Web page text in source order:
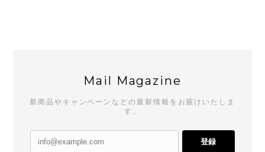
Mail Magazine
新商品やキャンペーンなどの最新情報をお届けいたしま
す。
登録